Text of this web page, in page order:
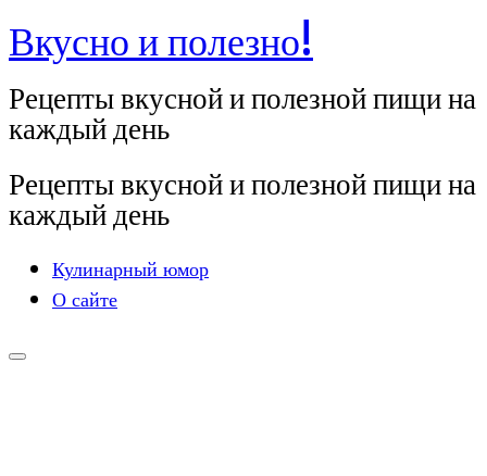
Перейти
содержимому
Вкусно и полезно!
Рецепты вкусной и полезной пищи на
каждый день
Рецепты вкусной и полезной пищи на
каждый день
Кулинарный юмор
О сайте